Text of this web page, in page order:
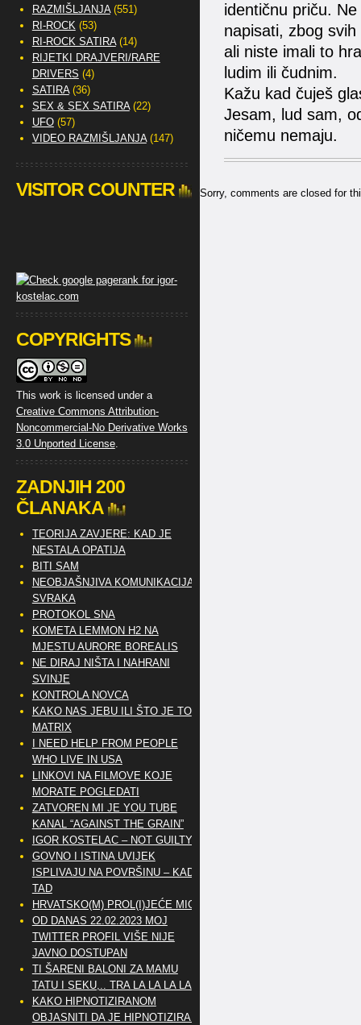
identičnu priču.
napisati, zbog
ali niste imali to
ludim ili čudnim.
Kažu kad čuješ
Jesam, lud sam,
ničemu nemaju.
Sorry, comments are closed for
RAZMIŠLJANJA(551)
RI-ROCK(53)
RI-ROCK SATIRA(14)
RIJETKI DRAJVERI/RARE
DRIVERS (4)
SATIRA(36)
SEX & SEX SATIRA(22)
UFO(57)
VIDEO RAZMIŠLJANJA(147)
VISITOR COUNTER
COPYRIGHTS
This work is licensed under a
Creative Commons Attribution-
Noncommercial-No Derivative Works
3.0 Unported License.
ZADNJIH 200
ČLANAKA
TEORIJA ZAVJERE: KAD JE
NESTALA OPATIJA
BITI SAM
NEOBJAŠNJIVA KOMUNIKACIJA
SVRAKA
PROTOKOL SNA
KOMETA LEMMON H2 NA
MJESTU AURORE BOREALIS
NE DIRAJ NIŠTA I NAHRANI
SVINJE
KONTROLA NOVCA
KAKO NAS JEBU ILI ŠTO JE TO
MATRIX
I NEED HELP FROM PEOPLE
WHO LIVE IN USA
LINKOVI NA FILMOVE KOJE
MORATE POGLEDATI
ZATVOREN MI JE YOU TUBE
KANAL “AGAINST THE GRAIN”
IGOR KOSTELAC – NOT GUILTY
GOVNO I ISTINA UVIJEK
ISPLIVAJU NA POVRŠINU – KAD
TAD
HRVATSKO(M) PROL(I)JEĆE MIG
OD DANAS 22.02.2023 MOJ
TWITTER PROFIL VIŠE NIJE
JAVNO DOSTUPAN
TI ŠARENI BALONI ZA MAMU
TATU I SEKU,.. TRA LA LA LA LA
KAKO HIPNOTIZIRANOM
OBJASNITI DA JE HIPNOTIZIRAN